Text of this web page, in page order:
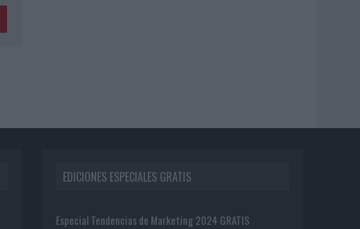
EDICIONES ESPECIALES GRATIS
Especial Tendencias de Marketing 2024 GRATIS